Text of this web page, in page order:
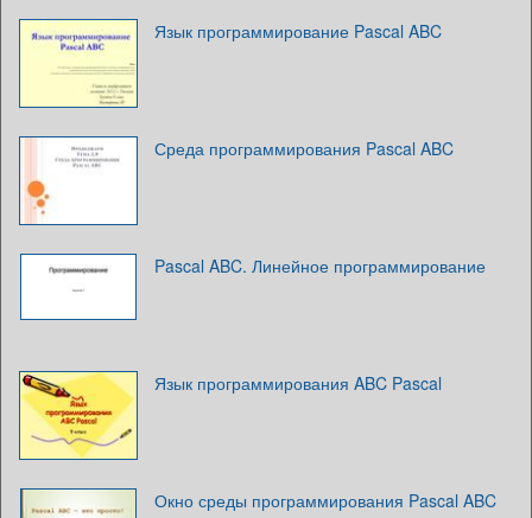
Язык программирование Pascal ABC
Среда программирования Pascal ABC
Pascal ABC. Линейное программирование
Язык программирования ABC Pascal
Окно среды программирования Pascal ABC